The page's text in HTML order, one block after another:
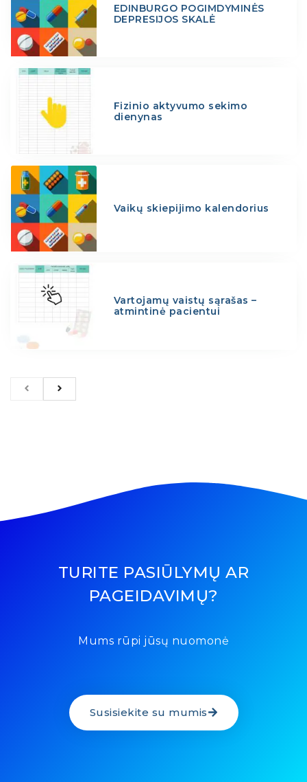
EDINBURGO POGIMDYMINĖS
DEPRESIJOS SKALĖ
Fizinio aktyvumo sekimo
dienynas
Vaikų skiepijimo kalendorius
Vartojamų vaistų sąrašas –
atmintinė pacientui
TURITE PASIŪLYMŲ AR
PAGEIDAVIMŲ?
Mums rūpi jūsų nuomonė
Susisiekite su mumis